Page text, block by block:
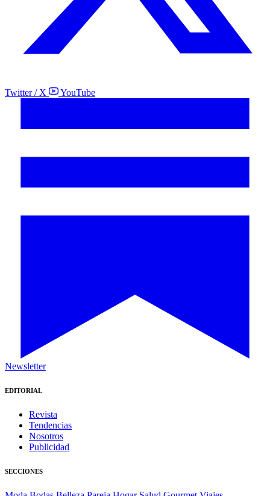
Twitter / X YouTube
Newsletter
EDITORIAL
Revista
Tendencias
Nosotros
Publicidad
SECCIONES